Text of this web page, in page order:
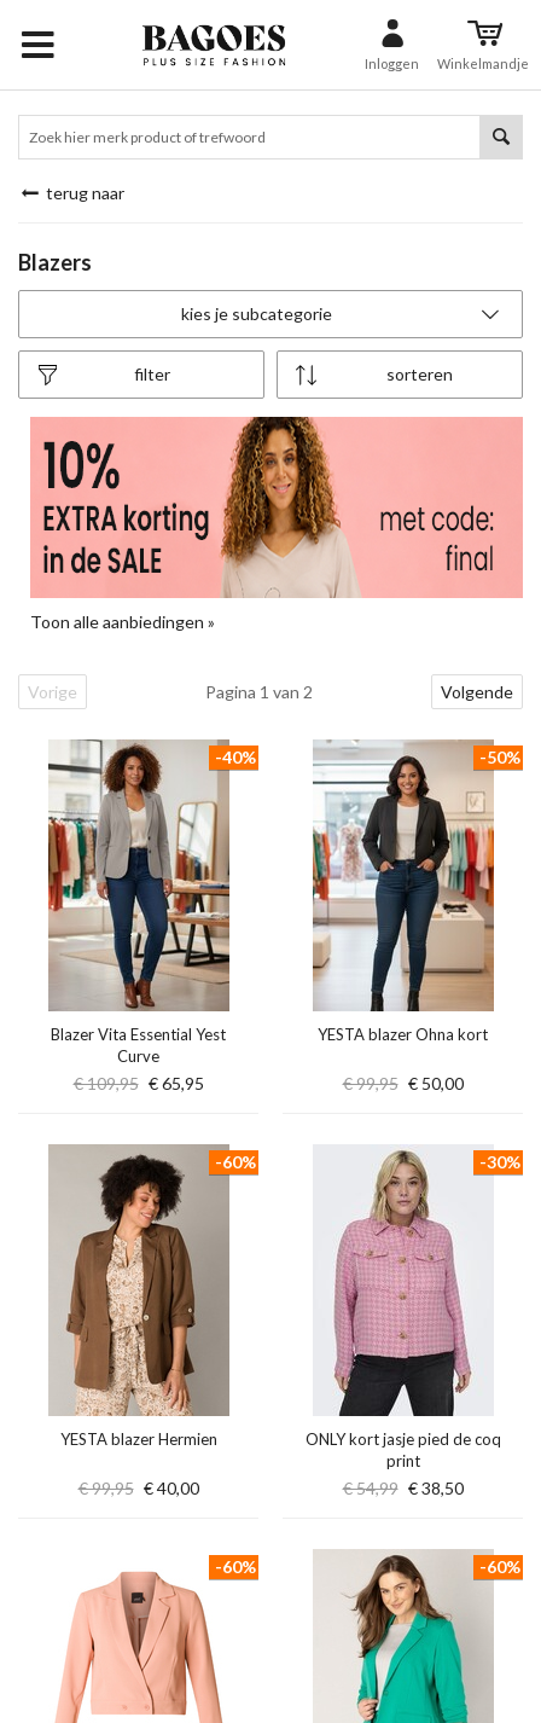
Inloggen Winkelmandje
terug naar
Blazers
kies je subcategorie
sorteren
filter
Toon alle aanbiedingen »
Vorige Pagina 1 van 2 Volgende
Blazer Vita Essential Yest
Curve
€ 109,95 € 65,95
-40%
YESTA blazer Ohna kort
€ 99,95 € 50,00
-50%
YESTA blazer Hermien
€ 99,95 € 40,00
-60%
ONLY kort jasje pied de coq
print
€ 54,99 € 38,50
-30%
-60% -60%